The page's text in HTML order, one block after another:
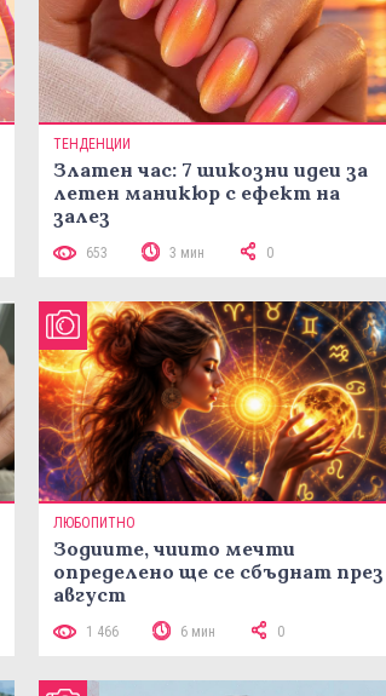
ТЕНДЕНЦИИ
Златен час: 7 шикозни идеи за
летен маникюр с ефект на
залез
653 3 мин 0
ЛЮБОПИТНО
Зодиите, чиито мечти
определено ще се сбъднат през
август
1 466 6 мин 0